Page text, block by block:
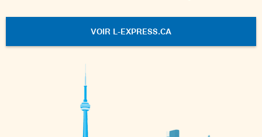
VOIR L-EXPRESS.CA